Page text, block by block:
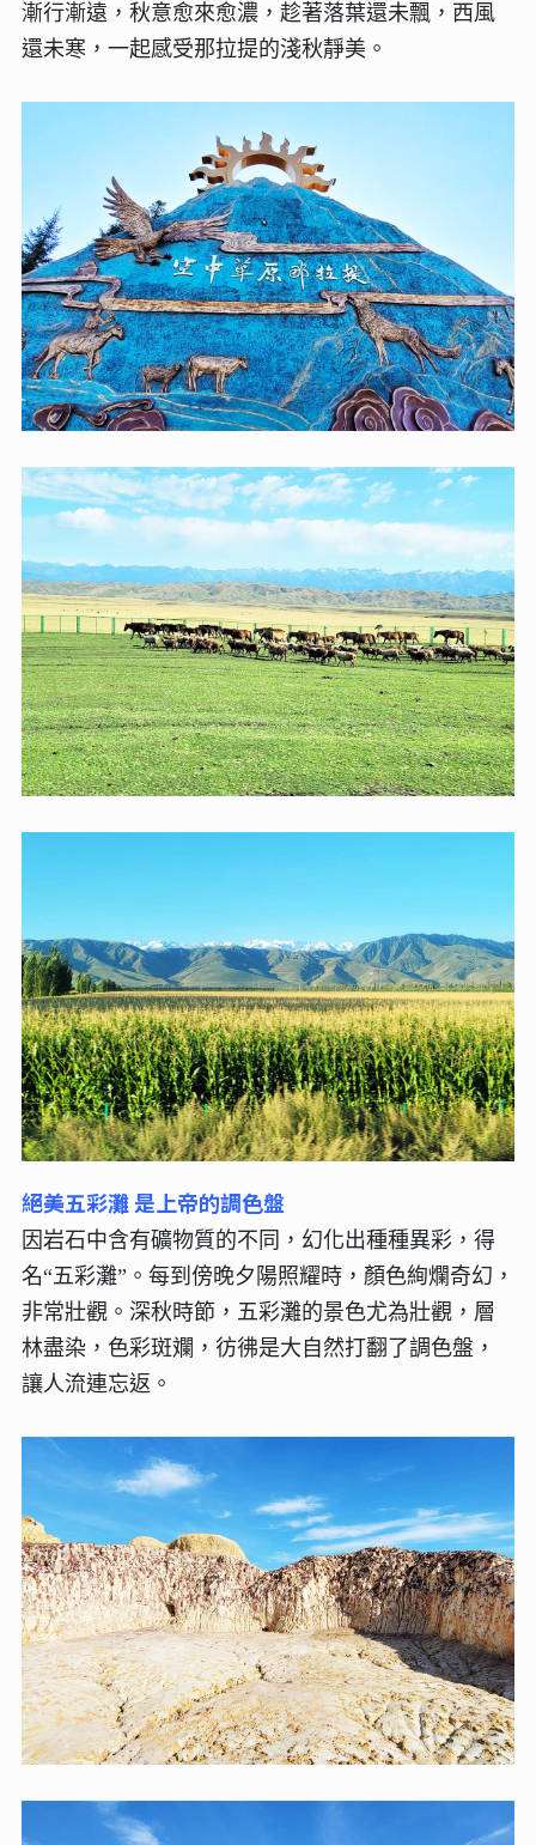
漸行漸遠，秋意愈來愈濃，趁著落葉還未飄，西風
還未寒，一起感受那拉提的淺秋靜美。
絕美五彩灘 是上帝的調色盤
因岩石中含有礦物質的不同，幻化出種種異彩，得
名“五彩灘”。每到傍晚夕陽照耀時，顏色絢爛奇幻，
非常壯觀。深秋時節，五彩灘的景色尤為壯觀，層
林盡染，色彩斑斕，彷彿是大自然打翻了調色盤，
讓人流連忘返。